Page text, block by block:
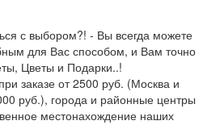
с выбором?! - Вы всегда можете
для Вас способом, и Вам точно
Цветы и Подарки..!
заказе от 2500 руб. (Москва и
руб.), города и районные центры
местонахождение наших